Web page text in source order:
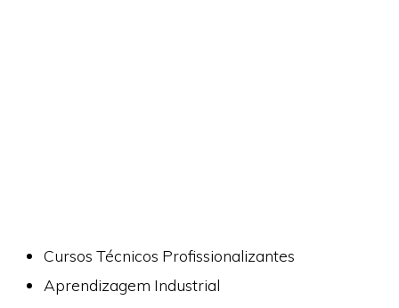
Cursos Técnicos Profissionalizantes
Aprendizagem Industrial